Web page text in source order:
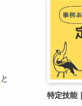
と
特定技能｜